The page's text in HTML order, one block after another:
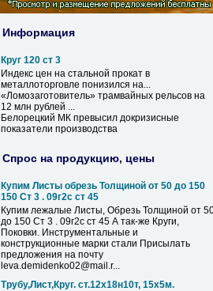
Информация
Круг 120 ст 3
Индекс цен на стальной прокат в
металлоторговле понизился на...
«Ломозаготовитель» трамвайных рельсов на
12 млн рублей ...
Белорецкий МК превысил докризисные
показатели производства
Спрос на продукцию, цены
Купим Листы обрезь Толщиной от 50 до 150
150 Ст 3 . 09г2с ст 45
Купим лежалые Листы, Обрезь Толщиной от
до 150 Ст 3 . 09г2с ст 45 А так-же Круги,
Поковки. Инструментальные и
конструкционные марки стали Присылать
предложения на почту
leva.demidenko02@mail.r...
Трубу,Лист,Круг. ст.12х18н10т, 15х5м.